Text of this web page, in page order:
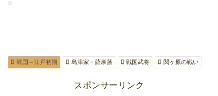
戦国～江戸初期 島津家・薩摩藩 戦国武将 関ヶ原の戦い
スポンサーリンク